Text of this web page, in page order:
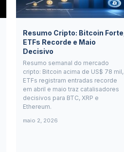
Resumo Cripto: Bitcoin Forte,
ETFs Recorde e Maio
Decisivo
Resumo semanal do mercado
cripto: Bitcoin acima de US$ 78 mil,
ETFs registram entradas recorde
em abril e maio traz catalisadores
decisivos para BTC, XRP e
Ethereum.
maio 2, 2026